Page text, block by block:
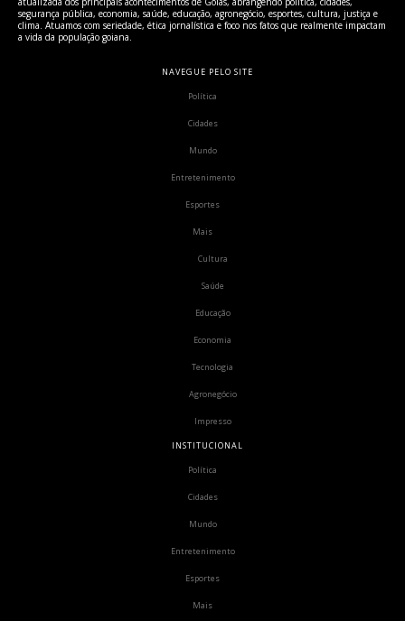
segurança pública, economia, saúde, educação, agronegócio, esportes, cultura, justiça e
clima. Atuamos com seriedade, ética jornalística e foco nos fatos que realmente impactam
a vida da população goiana.
NAVEGUE PELO SITE
Política
Cidades
Mundo
Entretenimento
Esportes
Mais
Cultura
Saúde
Educação
Economia
Tecnologia
Agronegócio
Impresso
INSTITUCIONAL
Política
Cidades
Mundo
Entretenimento
Esportes
Mais